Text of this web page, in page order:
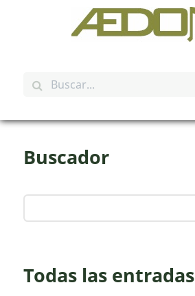
Buscador
Todas las entradas